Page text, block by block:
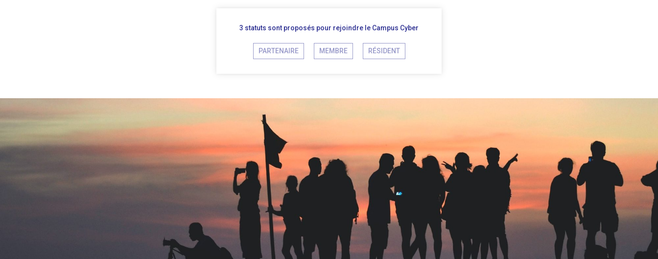
3 statuts sont proposés pour rejoindre le Campus Cyber
PARTENAIRE MEMBRE RÉSIDENT